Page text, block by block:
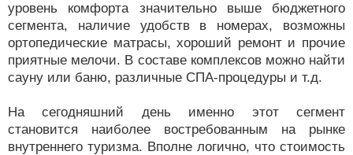
уровень комфорта значительно выше бюджетного
сегмента, наличие удобств в номерах, возможны
ортопедические матрасы, хороший ремонт и прочие
приятные мелочи. В составе комплексов можно найти
сауну или баню, различные СПА-процедуры и т.д.
На сегодняшний день именно этот сегмент
становится наиболее востребованным на рынке
внутреннего туризма. Вполне логично, что стоимость